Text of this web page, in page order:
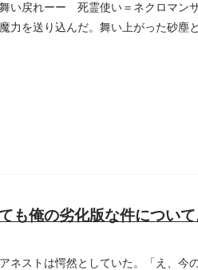
い戻れーー 死霊使い＝ネクロマン
力を送り込んだ。舞い上がった砂塵
も俺の劣化版な件について
ネストは愕然としていた。「え、